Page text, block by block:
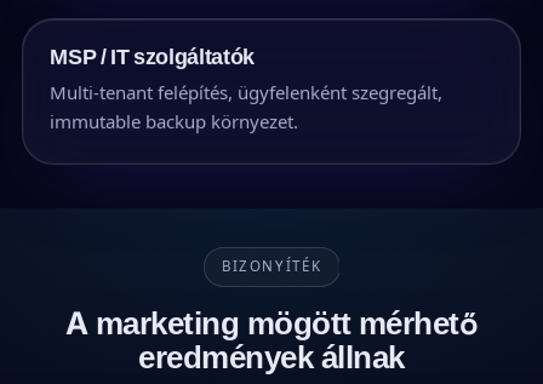
MSP / IT szolgáltatók
Multi-tenant felépítés, ügyfelenként szegregált,
immutable backup környezet.
BIZONYÍTÉK
A marketing mögött mérhető
eredmények állnak